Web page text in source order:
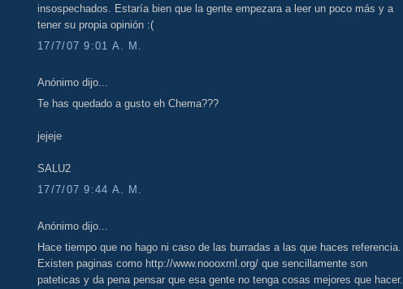
insospechados. Estaría bien que la gente empezara a leer un poco más y a
tener su propia opinión :(
17/7/07 9:01 A. M.
Anónimo dijo...
Te has quedado a gusto eh Chema???
jejeje
SALU2
17/7/07 9:44 A. M.
Anónimo dijo...
Hace tiempo que no hago ni caso de las burradas a las que haces referencia.
Existen paginas como http://www.noooxml.org/ que sencillamente son
pateticas y da pena pensar que esa gente no tenga cosas mejores que hacer.